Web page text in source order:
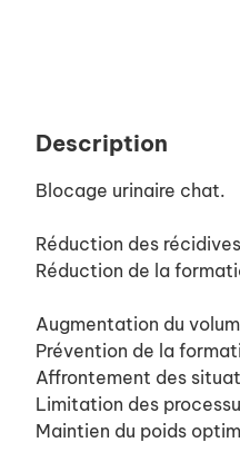
Description
Blocage urinaire chat.
Réduction des
Réduction de la
Augmentation du
Prévention de la
Affrontement des
Limitation des
Maintien du poids